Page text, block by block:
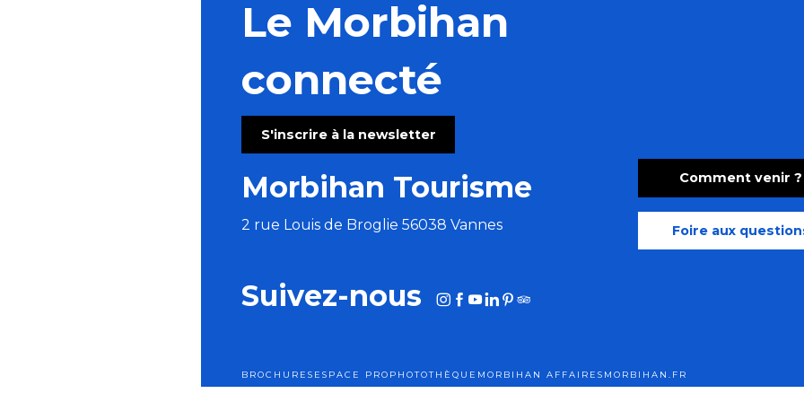
Le Morbihan
connecté
S'inscrire à la newsletter
Morbihan Tourisme
2 rue Louis de Broglie 56038 Vannes
Comment venir ?
Foire aux
Suivez-nous
BROCHURES ESPACE PRO PHOTOTHÈQUE MORBIHAN AFFAIRES MORBIHAN.FR